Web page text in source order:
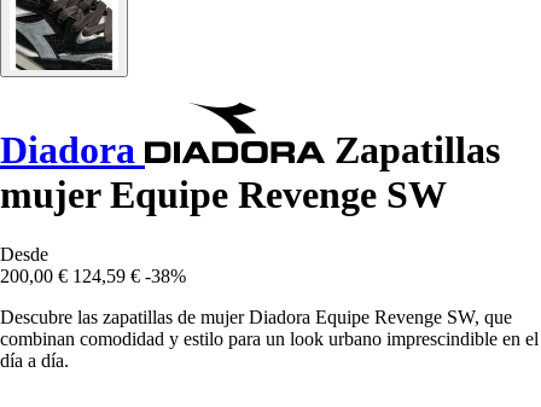
Diadora
Zapatillas
mujer Equipe Revenge SW
Desde
200,00 € 124,59 € -38%
Descubre las zapatillas de mujer Diadora Equipe Revenge SW, que
combinan comodidad y estilo para un look urbano imprescindible en el
día a día.